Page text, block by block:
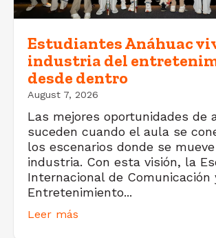
Estudiantes Anáhuac
industria del
desde dentro
August 7, 2026
Las mejores oportunidades de
suceden cuando el aula se
los escenarios donde se
industria. Con esta visión, la
Internacional de Comunicación
Entretenimiento...
Leer más